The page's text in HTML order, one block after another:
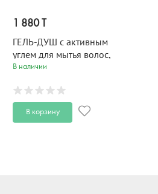
1 880 T
ГЕЛЬ-ДУШ с активным
углем для мытья волос,
тела и бороды BLACK
В наличии
В корзину